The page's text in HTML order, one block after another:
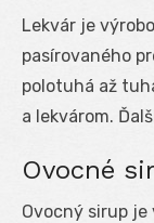
Lekvár je
pasírovaného
polotuhá až
a lekvárom.
Ovocné
Ovocný sirup